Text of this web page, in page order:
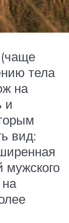
тела
на
и
вид:
мужского